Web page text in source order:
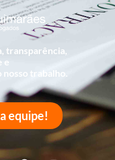
transparência,
e
nosso trabalho.
equipe!